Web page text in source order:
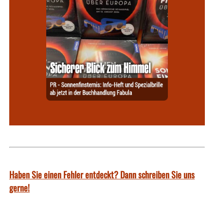
Haben Sie einen Fehler entdeckt? Dann schreiben Sie uns
gerne!